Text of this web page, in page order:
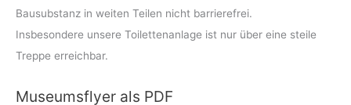
Bausubstanz in weiten Teilen nicht barrierefrei.
Insbesondere unsere Toilettenanlage ist nur über eine steile
Treppe erreichbar.
Museumsflyer als PDF